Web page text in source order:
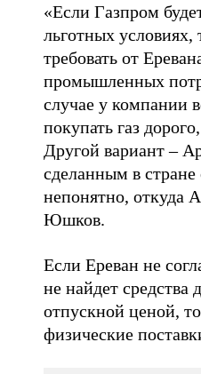
«Если Газпром
льготных
требовать от
промышленных
случае у компании
покупать газ
Другой вариант –
сделанным в
непонятно, откуда
Юшков.
Если Ереван не
не найдет
отпускной ценой,
физические